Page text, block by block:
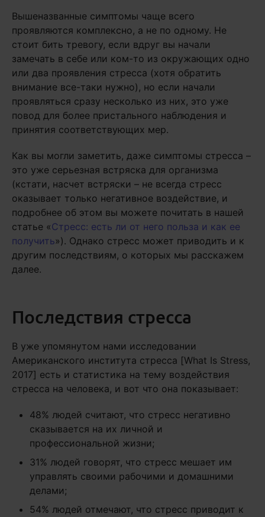
Вышеназванные симптомы чаще всего
проявляются комплексно, а не по одному. Не
стоит бить тревогу, если вдруг вы начали
замечать в себе или ком-то из окружающих одно
или два проявления стресса (хотя обратить
внимание все-таки нужно), но если начали
проявляться сразу несколько из них, это уже
повод для более пристального наблюдения и
принятия соответствующих мер.
Как вы могли заметить, даже симптомы стресса –
это уже серьезная встряска для организма
(кстати, насчет встряски – не всегда стресс
оказывает только негативное воздействие, и
подробнее об этом вы можете почитать в нашей
статье «Стресс: есть ли от него польза и как ее
получить»). Однако стресс может приводить и к
другим последствиям, о которых мы расскажем
далее.
Последствия стресса
В уже упомянутом нами исследовании
Американского института стресса [What Is Stress,
2017] есть и статистика на тему воздействия
стресса на человека, и вот что она показывает:
48% людей считают, что стресс негативно
сказывается на их личной и
профессиональной жизни;
31% людей говорят, что стресс мешает им
управлять своими рабочими и домашними
делами;
54% людей отмечают, что стресс приводит к